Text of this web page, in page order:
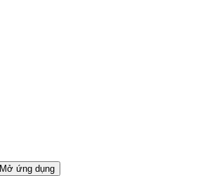
Mở ứng dụng